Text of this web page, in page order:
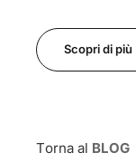
Scopri di più
Torna al BLOG